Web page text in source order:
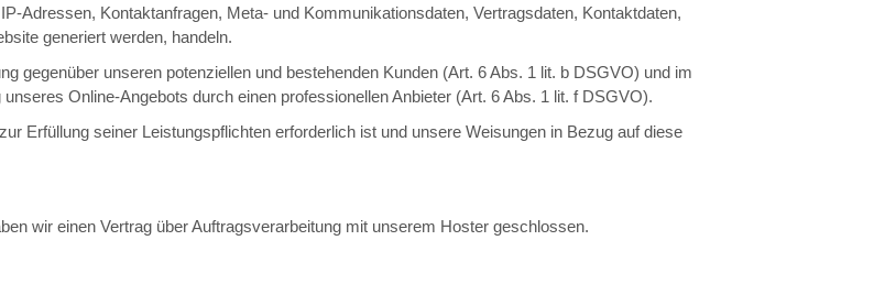
Adressen, Kontaktanfragen, Meta- und Kommunikationsdaten, Vertragsdaten, Kontaktdaten,
generiert werden, handeln.
gegenüber unseren potenziellen und bestehenden Kunden (Art. 6 Abs. 1 lit. b DSGVO) und im
Online-Angebots durch einen professionellen Anbieter (Art. 6 Abs. 1 lit. f DSGVO).
Erfüllung seiner Leistungspflichten erforderlich ist und unsere Weisungen in Bezug auf diese
wir einen Vertrag über Auftragsverarbeitung mit unserem Hoster geschlossen.